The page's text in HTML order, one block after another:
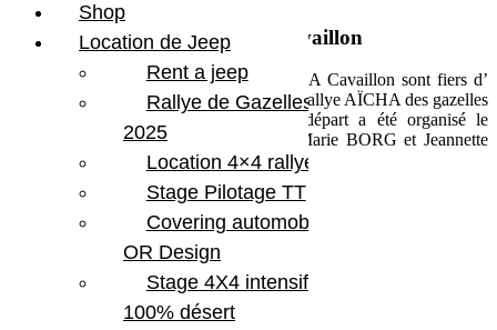
Cocktail de départ chez Jeep Cavaillon
Le garage Mercedes-Benz et JEEP SAVIA Cavaillon sont fiers d’
être partenaires de l’équipage N° 403 du Rallye AÏCHA des gazelles
2016 à cette occasion un cocktail de départ a été organisé le
mercredi 16 mars en présence de AnneMarie BORG et Jeannette
Shop
Location de Jeep
Rent a jeep
Rallye de Gazelles
2025
Location 4×4 rallye
Stage Pilotage TT
Covering automobile –
OR Design
Stage 4X4 intensif
100% désert